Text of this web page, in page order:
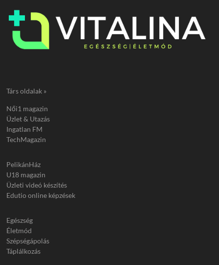
Társ oldalak »
Női1 magazin
Üzlet & Utazás
Ingatlan FM
TechMagazin
PelikánHáz
U18 magazin
Üzleti videó készítés
Edutio online képzések
Egészség
Életmód
Szépségápolás
Táplálkozás